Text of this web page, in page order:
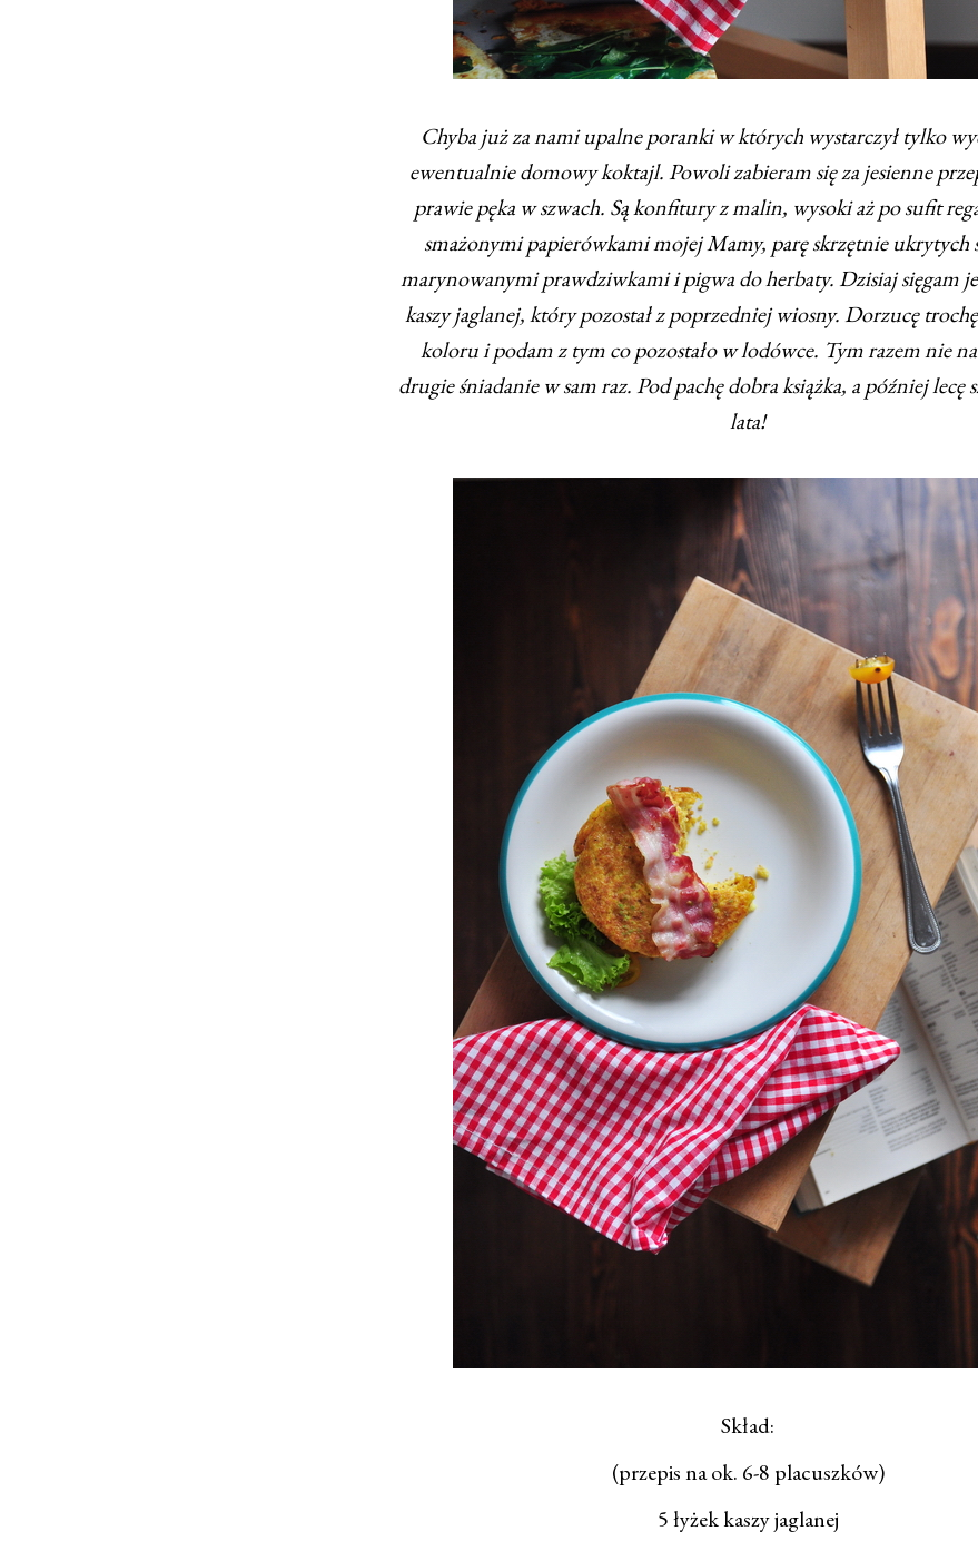
Chyba już za nami upalne poranki w których wystarczył tylko
ewentualnie domowy koktajl. Powoli zabieram się za jesienne
prawie pęka w szwach. Są konfitury z malin, wysoki aż po sufit
smażonymi papierówkami mojej Mamy, parę skrzętnie ukrytych
marynowanymi prawdziwkami i pigwa do herbaty. Dzisiaj sięgam
kaszy jaglanej, który pozostał z poprzedniej wiosny. Dorzucę
koloru i podam z tym co pozostało w lodówce. Tym razem nie
drugie śniadanie w sam raz. Pod pachę dobra książka, a później lecę
lata!
Skład:
(przepis na ok. 6-8 placuszków)
5 łyżek kaszy jaglanej